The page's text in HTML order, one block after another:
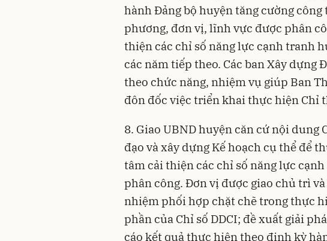
hành Đảng bộ huyện tăng cường
phương, đơn vị, lĩnh vực được phân
thiện các chỉ số năng lực cạnh tranh
các năm tiếp theo. Các ban Xây dựng
theo chức năng, nhiệm vụ giúp Ban
đôn đốc việc triển khai thực hiện Chỉ
8. Giao UBND huyện căn cứ nội dung
đạo và xây dựng Kế hoạch cụ thể để
tâm cải thiện các chỉ số năng lực
phân công. Đơn vị được giao chủ trì
nhiệm phối hợp chặt chẽ trong thực
phần của Chỉ số DDCI; đề xuất giải
cáo kết quả thực hiện theo định kỳ